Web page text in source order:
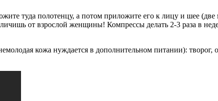
туда полотенцу, а потом приложите его к лицу и шее
от взрослой женщины! Компрессы делать 2-3 раза в
кожа нуждается в дополнительном питании):